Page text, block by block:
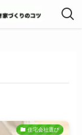
住宅会社選び